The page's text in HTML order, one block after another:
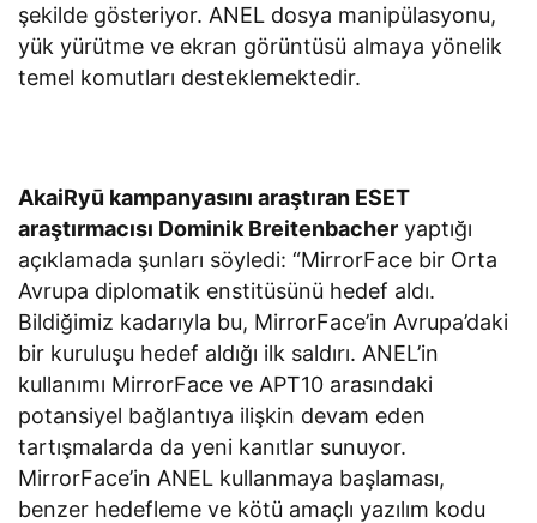
şekilde gösteriyor. ANEL dosya manipülasyonu,
yük yürütme ve ekran görüntüsü almaya yönelik
temel komutları desteklemektedir.
AkaiRyū kampanyasını araştıran ESET
araştırmacısı Dominik Breitenbacher yaptığı
açıklamada şunları söyledi: “MirrorFace bir Orta
Avrupa diplomatik enstitüsünü hedef aldı.
Bildiğimiz kadarıyla bu, MirrorFace’in Avrupa’daki
bir kuruluşu hedef aldığı ilk saldırı. ANEL’in
kullanımı MirrorFace ve APT10 arasındaki
potansiyel bağlantıya ilişkin devam eden
tartışmalarda da yeni kanıtlar sunuyor.
MirrorFace’in ANEL kullanmaya başlaması,
benzer hedefleme ve kötü amaçlı yazılım kodu